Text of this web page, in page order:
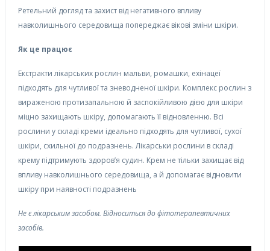
Ретельний догляд та захист від негативного впливу
навколишнього середовища попереджає вікові зміни шкіри.
Як це працює
Екстракти лікарських рослин мальви, ромашки, ехінацеї
підходять для чутливої та зневодненої шкіри. Комплекс рослин з
вираженою протизапальною й заспокійливою дією для шкіри
міцно захищають шкіру, допомагають її відновленню. Всі
рослини у складі креми ідеально підходять для чутливої, сухої
шкіри, схильної до подразнень. Лікарськи рослини в складі
крему підтримують здоров’я судин. Крем не тільки захищає від
впливу навколишнього середовища, а й допомагає відновити
шкіру при наявності подразнень
Не є лікарським засобом. Відноситься до фітотерапевтичних
засобів.